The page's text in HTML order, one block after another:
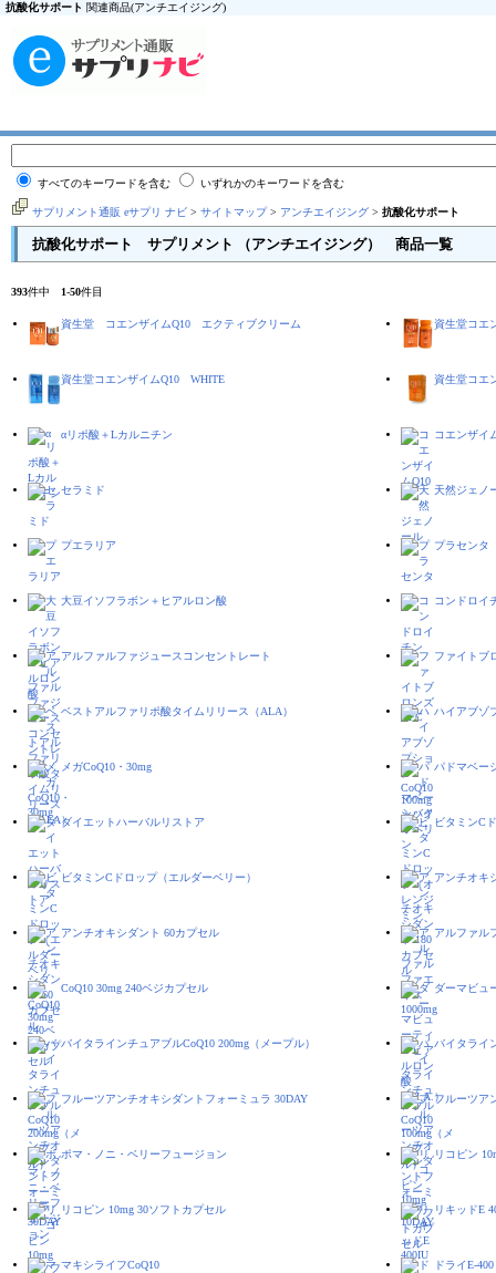
抗酸化サポート 関連商品(アンチエイジング)
すべてのキーワードを含む いずれかのキーワードを含む
サプリメント通販 eサプリ ナビ > サイトマップ> アンチエイジング > 抗酸化サポート
抗酸化サポート サプリメント （アンチエイジング） 商品一覧
393件中 1-50件目
資生堂 コエンザイムQ10 エクティブクリーム 資生堂コエ
資生堂コエンザイムQ10 WHITE 資生堂コエ
αリポ酸＋Lカルニチン コエンザイ
セラミド 天然ジェノ
プエラリア プラセンタ
大豆イソフラボン＋ヒアルロン酸 コンドロイ
アルファルファジュースコンセントレート ファイトブ
ベストアルファリポ酸タイムリリース（ALA） ハイアブゾ
メガCoQ10・30mg パドマベー
ダイエットハーバルリストア ビタミンC
ビタミンCドロップ（エルダーベリー） アンチオキ
アンチオキシダント 60カプセル アルファル
CoQ10 30mg 240ベジカプセル ダーマビュ
バイタラインチュアブルCoQ10 200mg（メープル） バイタライ
フルーツアンチオキシダントフォーミュラ 30DAY フルーツア
ポマ・ノニ・ベリーフュージョン リコピン
リコピン 10mg 30ソフトカプセル リキッドE
マキシライフCoQ10 ドライE-